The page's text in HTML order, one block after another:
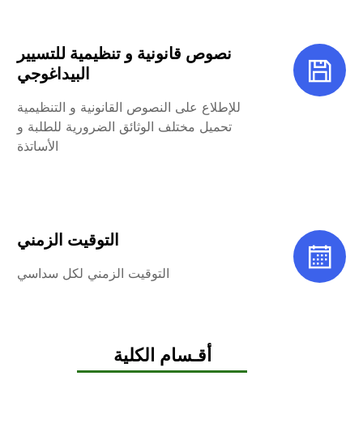
نصوص قانونية و تنظيمية للتسيير
البيداغوجي
للإطلاع على النصوص القانونية و التنظيمية
تحميل مختلف الوثائق الضرورية للطلبة و
الأساتذة
التوقيت الزمني
التوقيت الزمني لكل سداسي
أقـسام الكلية